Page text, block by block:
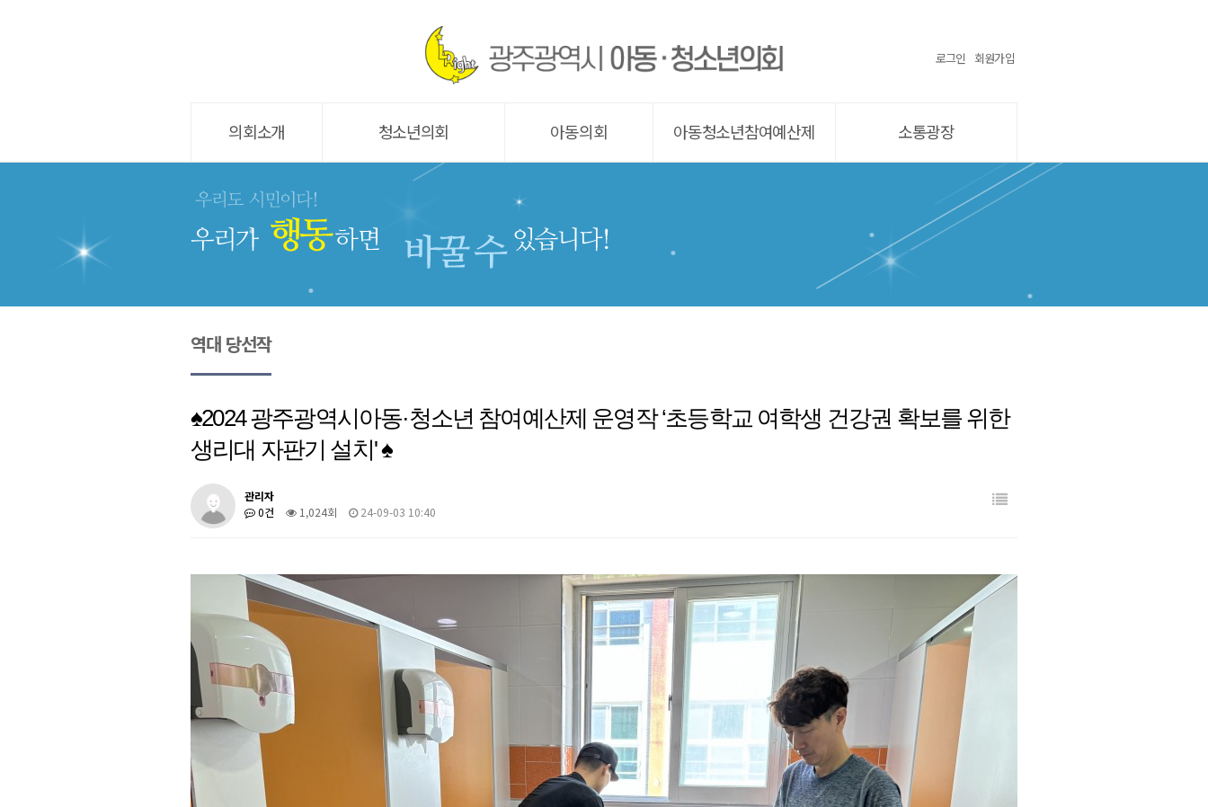
의회소개 청소년의회 아동의회 아동청소년참여예산제 소통광장
로그인 회원가입
역대 당선작
♠2024 광주광역시아동·청소년 참여예산제 운영작 ‘초등학교 여학생 건강권 확보를 위한
생리대 자판기 설치' ♠
관리자
0건
1,024회 24-09-03 10:40